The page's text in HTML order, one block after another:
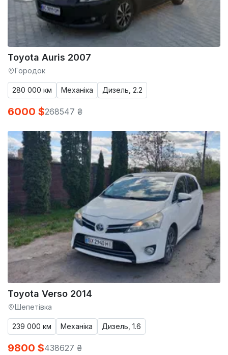
Toyota Auris 2007
Городок
280 000 км Механіка Дизель, 2.2
6000 $268547 ₴
Toyota Verso 2014
Шепетівка
239 000 км Механіка Дизель, 1.6
9800 $438627 ₴